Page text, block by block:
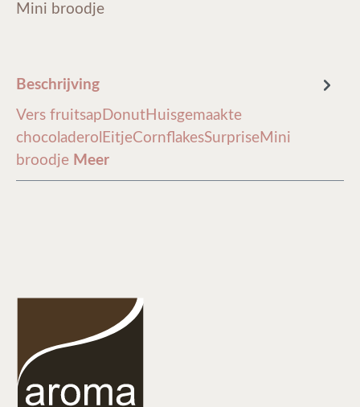
Mini broodje
Beschrijving
Vers fruitsapDonutHuisgemaakte
chocoladerolEitjeCornflakesSurpriseMini
broodje Meer